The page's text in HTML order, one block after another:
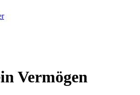
Vermögen